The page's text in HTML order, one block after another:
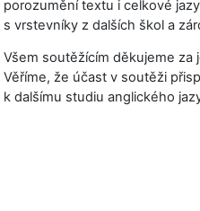
porozumění textu i celkové
s vrstevníky z dalších škol a
Všem soutěžícím děkujeme za
Věříme, že účast v soutěži
k dalšímu studiu anglického